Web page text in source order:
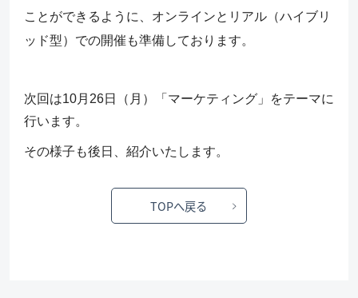
ことができるように、オンラインとリアル（ハイブリ
ッド型）での開催も準備しております。
次回は10月26日（月）「マーケティング」をテーマに
行います。
その様子も後日、紹介いたします。
TOPへ戻る